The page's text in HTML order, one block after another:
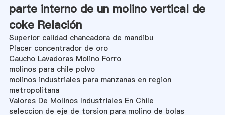
parte interno de un molino vertical de
coke Relación
Superior calidad chancadora de mandibu
Placer concentrador de oro
Caucho Lavadoras Molino Forro
molinos para chile polvo
molinos industriales para manzanas en region
metropolitana
Valores De Molinos Industriales En Chile
seleccion de eje de torsion para molino de bolas